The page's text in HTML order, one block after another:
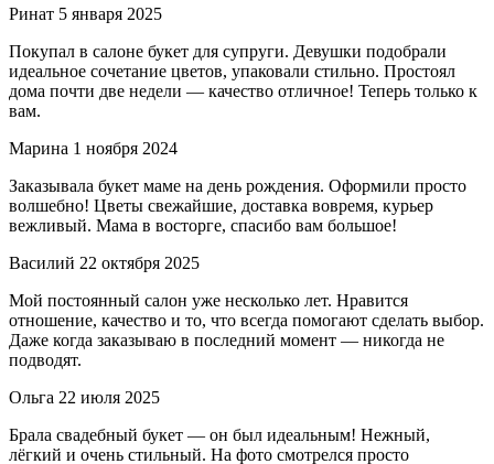
Ринат 5 января 2025
Покупал в салоне букет для супруги. Девушки подобрали
идеальное сочетание цветов, упаковали стильно. Простоял
дома почти две недели — качество отличное! Теперь только к
вам.
Марина 1 ноября 2024
Заказывала букет маме на день рождения. Оформили просто
волшебно! Цветы свежайшие, доставка вовремя, курьер
вежливый. Мама в восторге, спасибо вам большое!
Василий 22 октября 2025
Мой постоянный салон уже несколько лет. Нравится
отношение, качество и то, что всегда помогают сделать выбор.
Даже когда заказываю в последний момент — никогда не
подводят.
Ольга 22 июля 2025
Брала свадебный букет — он был идеальным! Нежный,
лёгкий и очень стильный. На фото смотрелся просто